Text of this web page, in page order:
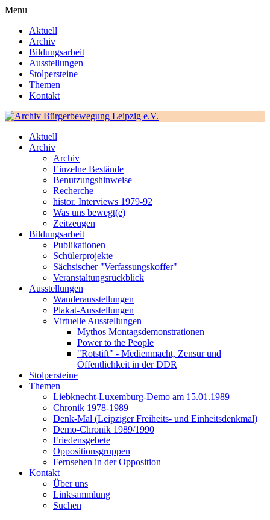
Menu
Aktuell
Archiv
Bildungsarbeit
Ausstellungen
Stolpersteine
Themen
Kontakt
Aktuell
Archiv
Archiv
Einzelne Bestände
Benutzungshinweise
Recherche
histor. Interviews 1979-92
Was uns bewegt(e)
Zeitzeugen
Bildungsarbeit
Publikationen
Schülerprojekte
Sächsischer "Verfassungskoffer"
Veranstaltungsrückblick
Ausstellungen
Wanderausstellungen
Plakat-Ausstellungen
Virtuelle Ausstellungen
Mythos Montagsdemonstrationen
Power to the People
"Rotstift" - Medienmacht, Zensur und
Öffentlichkeit in der DDR
Stolpersteine
Themen
Liebknecht-Luxemburg-Demo am 15.01.1989
Chronik 1978-1989
Denk-Mal (Leipziger Freiheits- und Einheitsdenkmal)
Demo-Chronik 1989/1990
Friedensgebete
Oppositionsgruppen
Fernsehen in der Opposition
Kontakt
Über uns
Linksammlung
Suchen